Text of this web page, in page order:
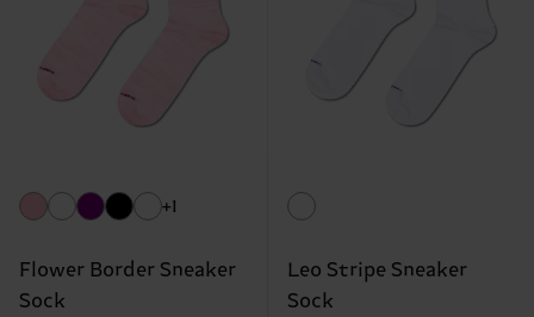
+1
Flower Border Sneaker
Sock
Leo Stripe Sneaker
Sock